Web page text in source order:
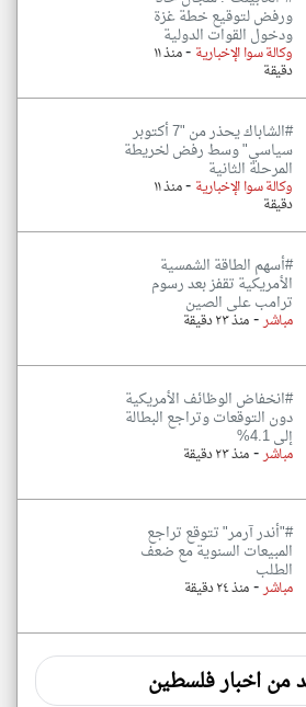
ورفض لتوقيع خطة غزة
ودخول القوات الدولية
وكالة سوا الإخبارية - منذ ١١
دقيقة
#الشاباك يحذر من "7 أكتوبر
سياسي" وسط رفض لخريطة
المرحلة الثانية
وكالة سوا الإخبارية - منذ ١١
دقيقة
#أسهم الطاقة الشمسية
الأمريكية تقفز بعد رسوم
ترامب على الصين
مباشر-منذ ٢٣ دقيقة
#انخفاض الوظائف الأمريكية
دون التوقعات وتراجع البطالة
إلى 4.1%
مباشر-منذ ٢٣ دقيقة
#"أندر آرمر" تتوقع تراجع
المبيعات السنوية مع ضعف
الطلب
مباشر-منذ ٢٤ دقيقة
من اخبار فلسطين